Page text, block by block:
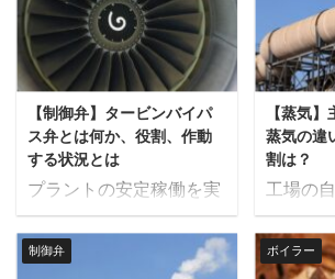
す。 配管材質、サイズ、
厚み 保温の種類、厚み
バルブや継ぎ手の種類 取
合の形状 設置場所（屋内
...
より必
ための
た購買
れに対
の設計
た見積
す。 見積仕様書とは 見
積仕様書とはプラントメ
ーカーの発行する購買仕
様書に対して、メーカー
側が選定した機器の仕様
を表す資料です。主に金
額の書かれた見積書と合
わせて提出されるのが一
般的です。 購買仕様書の
発行から機器製作開始ま
の瞬時
違いに
す。 瞬
流量と
ている
標で単
ton/h、
ます。
の種類
電流信
【制御弁】タービンバイパ
ス弁とは何か、役割、作動
する状況とは
プラントの安定稼働を実
現させる弁の１つにター
ビンバイパス弁がありま
す。 この記事ではタービ
【蒸気
蒸気の違
割は？
工場の
を設け
統を主
気に分
制御弁 ボイラー